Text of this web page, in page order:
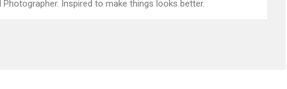
Photographer. Inspired to make things looks better.